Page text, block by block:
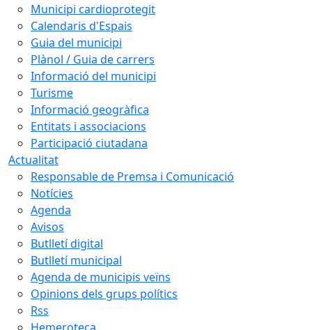
Municipi cardioprotegit
Calendaris d'Espais
Guia del municipi
Plànol / Guia de carrers
Informació del municipi
Turisme
Informació geogràfica
Entitats i associacions
Participació ciutadana
Actualitat
Responsable de Premsa i Comunicació
Notícies
Agenda
Avisos
Butlletí digital
Butlletí municipal
Agenda de municipis veïns
Opinions dels grups polítics
Rss